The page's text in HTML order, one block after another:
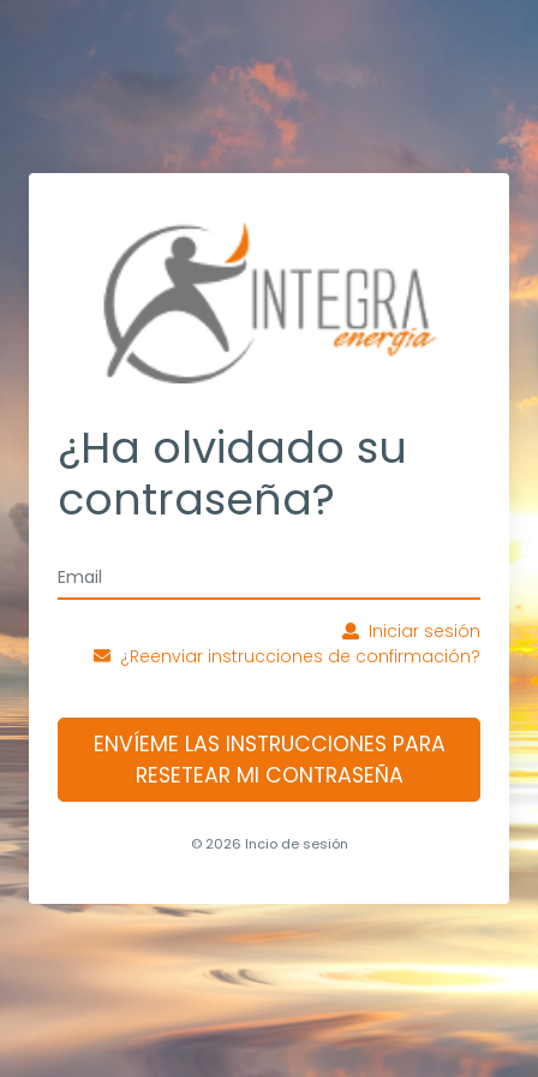
¿Ha olvidado su
contraseña?
Iniciar sesión
¿Reenviar instrucciones de confirmación?
ENVÍEME LAS INSTRUCCIONES PARA
RESETEAR MI CONTRASEÑA
© 2026 Incio de sesión